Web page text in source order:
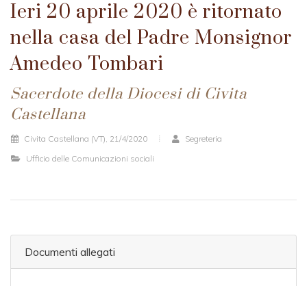
Ieri 20 aprile 2020 è ritornato
nella casa del Padre Monsignor
Amedeo Tombari
Sacerdote della Diocesi di Civita
Castellana
Civita Castellana (VT), 21/4/2020
Segreteria
Ufficio delle Comunicazioni sociali
Documenti allegati